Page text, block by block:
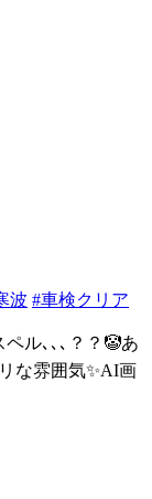
波 #車検クリア
ル､､､？？🤡あ
な雰囲気✨AI画